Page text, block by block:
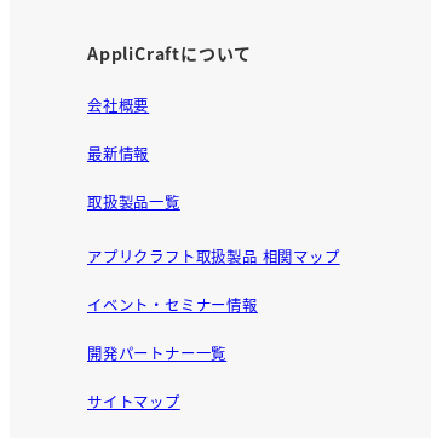
AppliCraftについて
会社概要
最新情報
取扱製品一覧
アプリクラフト取扱製品 相関マップ
イベント・セミナー情報
開発パートナー一覧
サイトマップ